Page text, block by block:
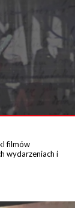
filmów
wydarzeniach i